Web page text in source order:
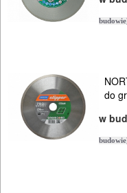
MASZYNKI
Przecinarki
ręczne
Przecinarki
do
w